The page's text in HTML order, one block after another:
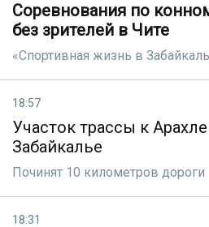
Соревнования по
без зрителей в Чите
«Спортивная жизнь в
18:57
Участок трассы к
Забайкалье
Починят 10 километров дороги
18:31